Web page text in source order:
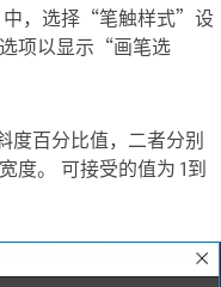
，选择“笔触样式”设
项以显示“画笔选
度百分比值，二者分别
度。 可接受的值为 1到